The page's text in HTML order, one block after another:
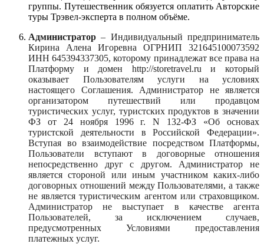
группы. Путешественник обязуется оплатить Авторские
туры Трэвел-эксперта в полном объёме.
Администратор – Индивидуальный предприниматель
Кирина Алена Игоревна ОГРНИП 321645100073592
ИНН 645394337305, которому принадлежат все права на
Платформу и домен http://storetravel.ru
и который
оказывает Пользователям услуги на условиях
настоящего Соглашения. Администратор не является
организатором путешествий или продавцом
туристических услуг, туристских продуктов в значении
ФЗ от 24 ноября 1996 г. N 132-ФЗ «Об основах
туристской деятельности в Российской Федерации».
Вступая во взаимодействие посредством Платформы,
Пользователи вступают в договорные отношения
непосредственно друг с другом. Администратор не
является стороной или иным участником каких-либо
договорных отношений между Пользователями, а также
не является туристическим агентом или страховщиком.
Администратор не выступает в качестве агента
Пользователей, за исключением случаев,
предусмотренных Условиями предоставления
платежных услуг.